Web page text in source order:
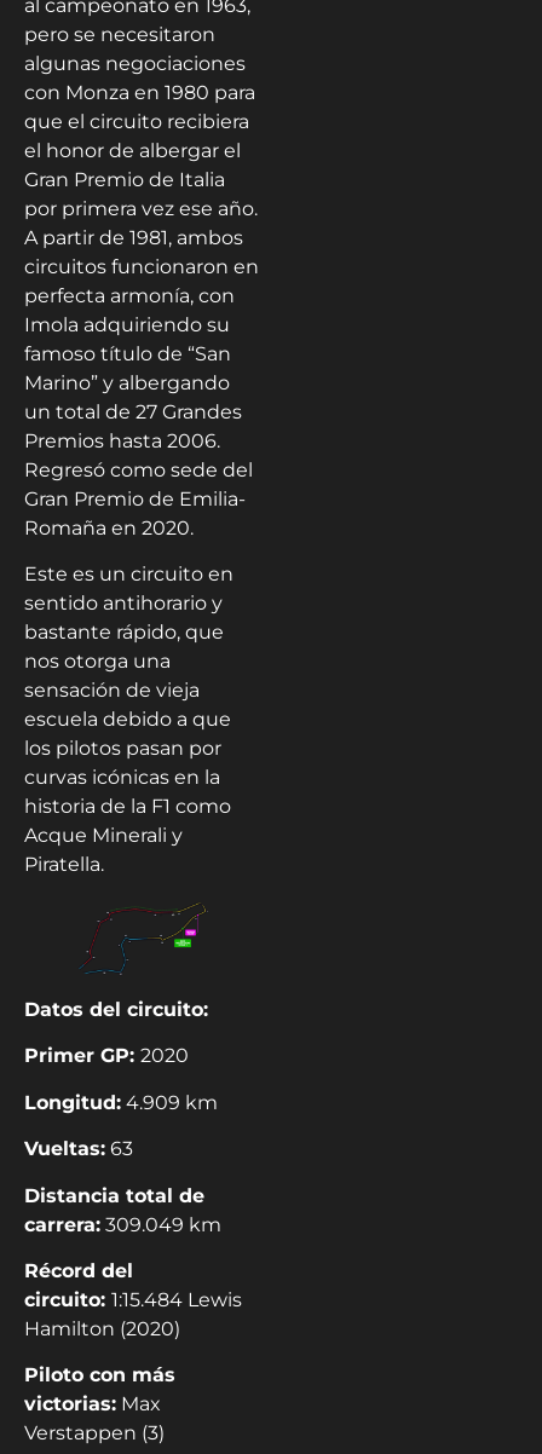
al campeonato en 1963,
pero se necesitaron
algunas negociaciones
con Monza en 1980 para
que el circuito recibiera
el honor de albergar el
Gran Premio de Italia
por primera vez ese año.
A partir de 1981, ambos
circuitos funcionaron en
perfecta armonía, con
Imola adquiriendo su
famoso título de “San
Marino” y albergando
un total de 27 Grandes
Premios hasta 2006.
Regresó como sede del
Gran Premio de Emilia-
Romaña en 2020.
Este es un circuito en
sentido antihorario y
bastante rápido, que
nos otorga una
sensación de vieja
escuela debido a que
los pilotos pasan por
curvas icónicas en la
historia de la F1 como
Acque Minerali y
Piratella.
Datos del circuito:
Primer GP: 2020
Longitud: 4.909 km
Vueltas: 63
Distancia total de
carrera: 309.049 km
Récord del
circuito: 1:15.484 Lewis
Hamilton (2020)
Piloto con más
victorias: Max
Verstappen (3)